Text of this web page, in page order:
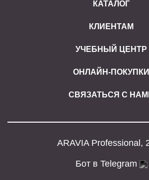
КАТАЛОГ
КЛИЕНТАМ
УЧЕБНЫЙ ЦЕНТР
ОНЛАЙН-ПОКУПКИ
СВЯЗАТЬСЯ С
ARAVIA Professional,
Бот в Telegram